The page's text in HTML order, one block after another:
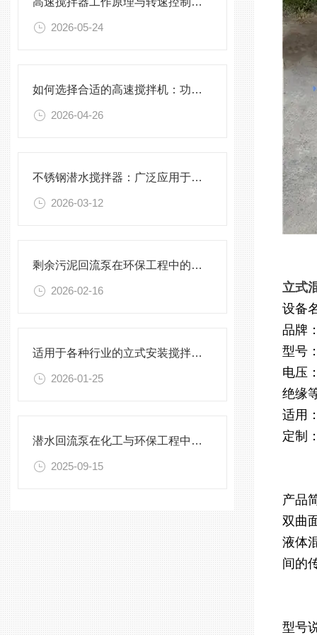
2026-05-24
如何选择合适的高速搅拌机：功率、转速、搅拌桨叶与物料适配性分析
2026-04-26
不锈钢潜水搅拌器：广泛应用于污水处理与化学工程
2026-03-12
剩余污泥回流泵在环保工程中的应用前景
2026-02-16
适用于各种行业的立式安装搅拌机选型指南
2026-01-25
潜水回流泵在化工与环保工程中的关键作用
2025-09-15
立式
设备
品牌
型号
电压
绝缘
适用
定制
产品
双曲
液体
间的
型号